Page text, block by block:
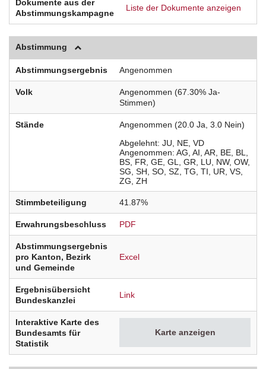
Dokumente aus der
Abstimmungskampagne
Liste der Dokumente anzeigen
Abstimmung
Abstimmungsergebnis Angenommen
Volk
Angenommen (67.30% Ja-
Stimmen)
Stände
Angenommen (20.0 Ja, 3.0 Nein)
Abgelehnt JU NE VD
Angenommen AG AI AR BE BL
BS FR GE GL GR LU NW OW
SG SH SO SZ TG TI UR VS
ZG ZH
Stimmbeteiligung 41.87%
Erwahrungsbeschluss PDF
Abstimmungsergebnis
pro Kanton, Bezirk
und Gemeinde
Excel
Ergebnisübersicht
Bundeskanzlei
Link
Interaktive Karte des
Bundesamts für
Statistik
Karte anzeigen